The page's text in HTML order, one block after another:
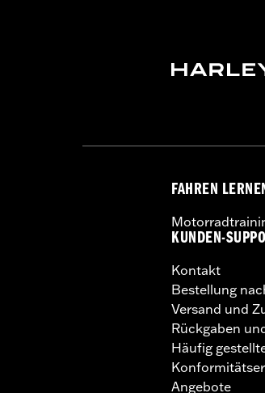
Ventilation Type:
FAHREN
KUNDEN-
Kontakt
Bestellung
Versand und
Rückgaben
Häufig
Angebote